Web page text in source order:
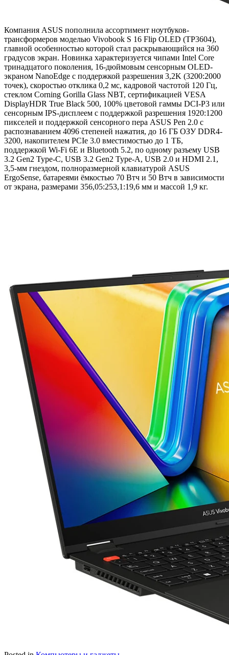
Компания ASUS пополнила ассортимент ноутбуков-
трансформеров моделью Vivobook S 16 Flip OLED (TP3604),
главной особенностью которой стал раскрывающийся на 360
градусов экран. Новинка характеризуется чипами Intel Core
тринадцатого поколения, 16-дюймовым сенсорным OLED-
экраном NanoEdge с поддержкой разрешения 3,2K (3200:2000
точек), скоростью отклика 0,2 мс, кадровой частотой 120 Гц,
стеклом Corning Gorilla Glass NBT, сертификацией VESA
DisplayHDR True Black 500, 100% цветовой гаммы DCI-P3 или
сенсорным IPS-дисплеем с поддержкой разрешения 1920:1200
пикселей и поддержкой сенсорного пера ASUS Pen 2.0 с
распознаванием 4096 степеней нажатия, до 16 ГБ ОЗУ DDR4-
3200, накопителем PCIe 3.0 вместимостью до 1 ТБ,
поддержкой Wi-Fi 6E и Bluetooth 5.2, по одному разъему USB
3.2 Gen2 Type-C, USB 3.2 Gen2 Type-A, USB 2.0 и HDMI 2.1,
3,5-мм гнездом, полноразмерной клавиатурой ASUS
ErgoSense, батареями ёмкостью 70 Втч и 50 Втч в зависимости
от экрана, размерами 356,05:253,1:19,6 мм и массой 1,9 кг.